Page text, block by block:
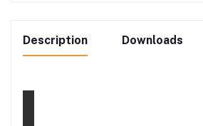
Description Downloads